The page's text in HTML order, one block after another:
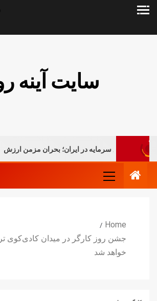
سایت آینه
تعلیق سرمایه در ایران؛ بحران مزمن ارزش
Home
جشن روز کارگر در میدان کادی‌کوی
خواهد شد